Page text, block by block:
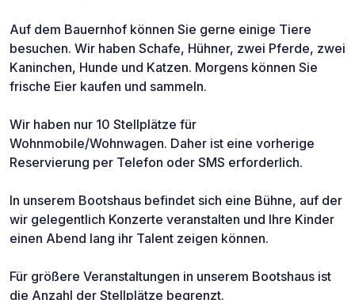
Auf dem Bauernhof können Sie gerne einige Tiere
besuchen. Wir haben Schafe, Hühner, zwei Pferde, zwei
Kaninchen, Hunde und Katzen. Morgens können Sie
frische Eier kaufen und sammeln.
Wir haben nur 10 Stellplätze für
Wohnmobile/Wohnwagen. Daher ist eine vorherige
Reservierung per Telefon oder SMS erforderlich.
In unserem Bootshaus befindet sich eine Bühne, auf der
wir gelegentlich Konzerte veranstalten und Ihre Kinder
einen Abend lang ihr Talent zeigen können.
Für größere Veranstaltungen in unserem Bootshaus ist
die Anzahl der Stellplätze begrenzt.